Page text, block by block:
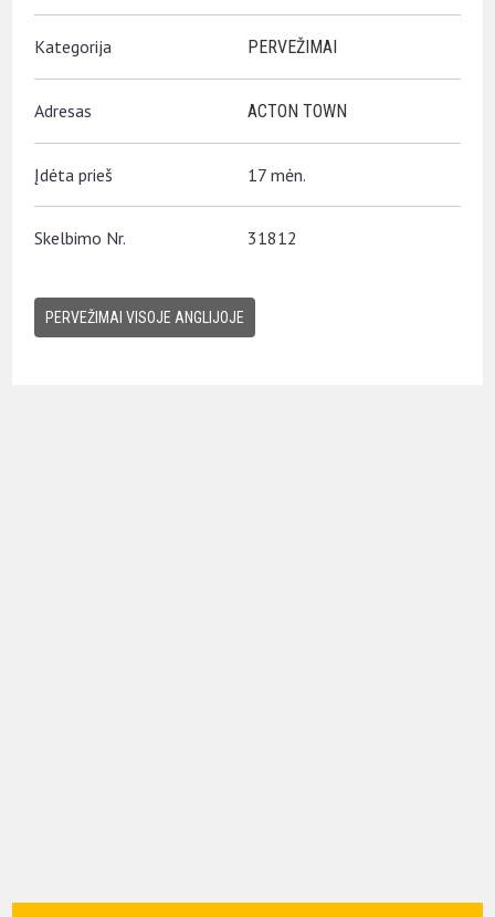
Kategorija PERVEŽIMAI
Adresas ACTON TOWN
Įdėta prieš 17 mėn.
Skelbimo Nr. 31812
PERVEŽIMAI VISOJE ANGLIJOJE